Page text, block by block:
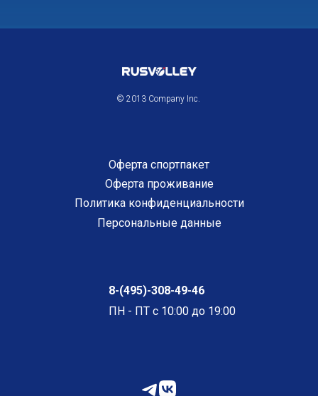
© 2013 Company Inc.
Оферта спортпакет
Оферта проживание
Политика конфиденциальности
Персональные данные
8-(495)-308-49-46
ПН - ПТ с 10:00 до 19:00